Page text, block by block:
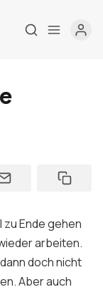
zu Ende gehen
arbeiten.
doch nicht
Aber auch